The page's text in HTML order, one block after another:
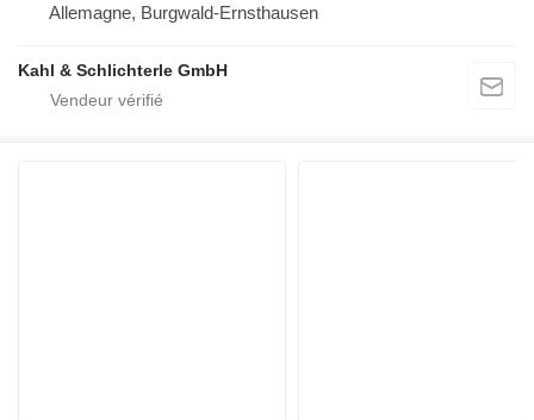
Allemagne, Burgwald-Ernsthausen
Kahl & Schlichterle GmbH